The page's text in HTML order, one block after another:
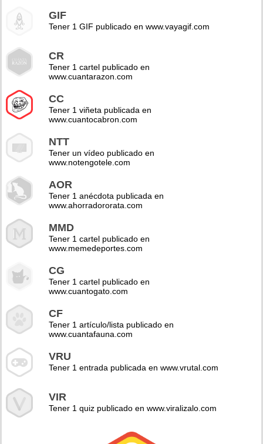
GIF
Tener 1 GIF publicado en www.vayagif.com
CR
Tener 1 cartel publicado en
www.cuantarazon.com
CC
Tener 1 viñeta publicada en
www.cuantocabron.com
NTT
Tener un vídeo publicado en
www.notengotele.com
AOR
Tener 1 anécdota publicada en
www.ahorradororata.com
MMD
Tener 1 cartel publicado en
www.memedeportes.com
CG
Tener 1 cartel publicado en
www.cuantogato.com
CF
Tener 1 artículo/lista publicado en
www.cuantafauna.com
VRU
Tener 1 entrada publicada en www.vrutal.com
VIR
Tener 1 quiz publicado en www.viralizalo.com